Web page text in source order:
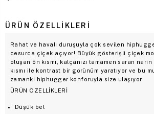
ÜRÜN ÖZELLIKLERI
Rahat ve havalı duruşuyla çok sevilen
cesurca çiçek açıyor! Büyük gösterişli çiçek
oluşan ön kısmı, kalçanızı tamamen saran
kısmı ile kontrast bir görünüm yaratıyor ve bu
zamanki hiphugger konforuyla size ulaşıyor.
ÜRÜN ÖZELLİKLERİ
Düşük bel